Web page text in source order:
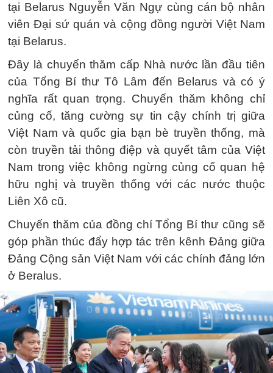
tại Belarus Nguyễn Văn Ngự cùng cán bộ nhân
viên Đại sứ quán và cộng đồng người Việt Nam
tại Belarus.
Đây là chuyến thăm cấp Nhà nước lần đầu tiên
của Tổng Bí thư Tô Lâm đến Belarus và có ý
nghĩa rất quan trọng. Chuyến thăm không chỉ
củng cố, tăng cường sự tin cậy chính trị giữa
Việt Nam và quốc gia bạn bè truyền thống, mà
còn truyền tải thông điệp và quyết tâm của Việt
Nam trong việc không ngừng củng cố quan hệ
hữu nghị và truyền thống với các nước thuộc
Liên Xô cũ.
Chuyến thăm của đồng chí Tổng Bí thư cũng sẽ
góp phần thúc đẩy hợp tác trên kênh Đảng giữa
Đảng Cộng sản Việt Nam với các chính đảng lớn
ở Beralus.